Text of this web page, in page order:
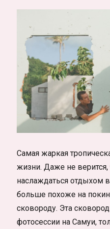
Самая жаркая
жизни. Даже не
наслаждаться отдыхом
больше похоже на
сковороду. Эта
фотосессии на Самуи,